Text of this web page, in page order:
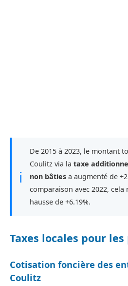
ℹ
De 2015 à 2023, le montant
Coulitz via la taxe
non bâties a augmenté de
comparaison avec 2022, cela
hausse de +6.19%.
Taxes locales pour
Cotisation foncière des
Coulitz